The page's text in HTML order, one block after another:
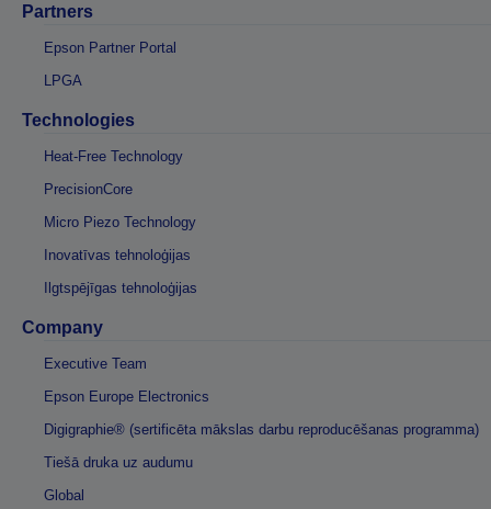
Partners
Epson Partner Portal
LPGA
Technologies
Heat-Free Technology
PrecisionCore
Micro Piezo Technology
Inovatīvas tehnoloģijas
Ilgtspējīgas tehnoloģijas
Company
Executive Team
Epson Europe Electronics
Digigraphie® (sertificēta mākslas darbu reproducēšanas programma)
Tiešā druka uz audumu
Global